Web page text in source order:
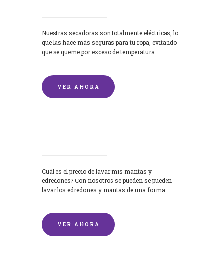
Nuestras secadoras son totalmente eléctricas, lo
que las hace más seguras para tu ropa, evitando
que se queme por exceso de temperatura.
VER AHORA
Cuál es el precio de lavar mis mantas y
edredones? Con nosotros se pueden se pueden
lavar los edredones y mantas de una forma
VER AHORA